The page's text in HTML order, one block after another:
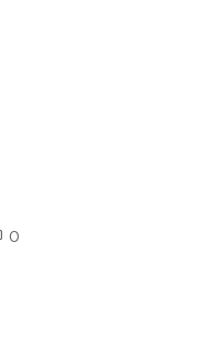
0